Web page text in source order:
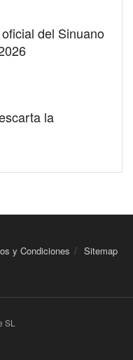
del Sinuano
la
y Condiciones Sitemap